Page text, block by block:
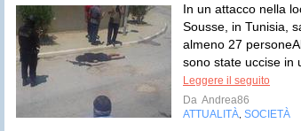
In un attacco nella
Sousse, in Tunisia,
almeno 27
sono state uccise in
Leggere il seguito
Da Andrea86
ATTUALITÀ SOCIETÀ